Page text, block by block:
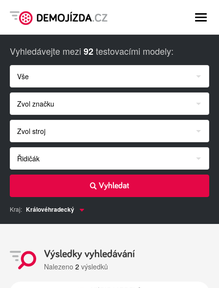
-
-
Vyhledávejte mezi 92testovacími modely:
Vše
Zvol značku
Zvol stroj
Řidičák
Vyhledat
Kraj: Královéhradecký
Výsledky vyhledávání
Nalezeno 2 výsledků